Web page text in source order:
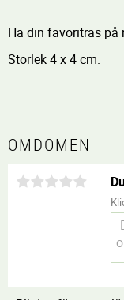
Ha din favoritras på
Storlek 4 x 4 cm.
OMDÖMEN